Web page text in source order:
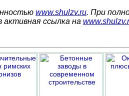
www.shulzv.ru. При
активная ссылка на